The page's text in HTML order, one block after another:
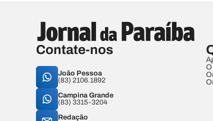
Contate-nos
João Pessoa
(83) 2106.1892
Campina Grande
(83) 3315-3204
Redação